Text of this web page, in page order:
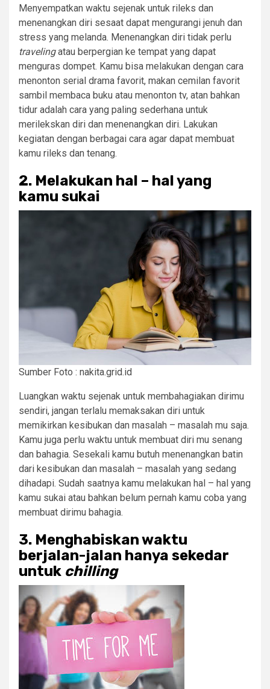
Menyempatkan waktu sejenak untuk rileks dan
menenangkan diri sesaat dapat mengurangi jenuh dan
stress yang melanda. Menenangkan diri tidak perlu
travelingatau berpergian ke tempat yang dapat
menguras dompet. Kamu bisa melakukan dengan cara
menonton serial drama favorit, makan cemilan favorit
sambil membaca buku atau menonton tv, atan bahkan
tidur adalah cara yang paling sederhana untuk
merilekskan diri dan menenangkan diri. Lakukan
kegiatan dengan berbagai cara agar dapat membuat
kamu rileks dan tenang.
2. Melakukan hal – hal yang
kamu sukai
Sumber Foto : nakita.grid.id
Luangkan waktu sejenak untuk membahagiakan dirimu
sendiri, jangan terlalu memaksakan diri untuk
memikirkan kesibukan dan masalah – masalah mu saja.
Kamu juga perlu waktu untuk membuat diri mu senang
dan bahagia. Sesekali kamu butuh menenangkan batin
dari kesibukan dan masalah – masalah yang sedang
dihadapi. Sudah saatnya kamu melakukan hal – hal yang
kamu sukai atau bahkan belum pernah kamu coba yang
membuat dirimu bahagia.
3. Menghabiskan waktu
berjalan-jalan hanya sekedar
untuk chilling